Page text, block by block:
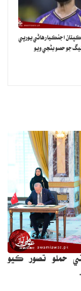
ڪپتان اجنڪيا رهاڻي يورپي
جو حصو بڻجي ويو
حملو تصور ڪيو